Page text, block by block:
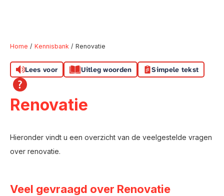
Naar hoofdinhoud
Naar hoofdnavigatiemenu
Naar zoeken
Home Kennisbank Renovatie
Lees voor Uitleg woorden Simpele tekst
Renovatie
Hieronder vindt u een overzicht van de veelgestelde vragen
over renovatie.
Veel gevraagd over Renovatie